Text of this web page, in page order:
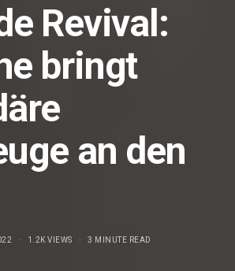
Revival:
bringt
an den
1.2K VIEWS 3 MINUTE READ